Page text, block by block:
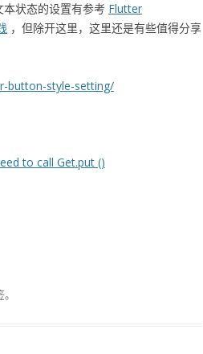
状态的设置有参考 Flutter
，但除开这里，这里还是有些值得分享
button-style-setting/
to call Get.put ()